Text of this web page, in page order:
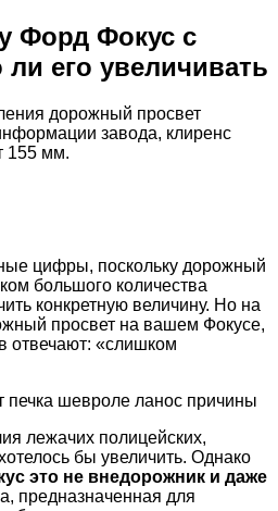
Форд Фокус с
его увеличивать
дорожный просвет
завода, клиренс
155 мм.
цифры, поскольку дорожный
большого количества
конкретную величину. Но на
просвет на вашем Фокусе,
отвечают: «слишком
печка шевроле ланос причины
лежачих полицейских,
бы увеличить. Однако
это не внедорожник и даже
предназначенная для